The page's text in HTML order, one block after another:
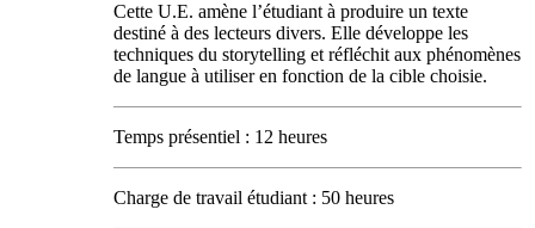
Cette U.E. amène l’étudiant à produire un texte
destiné à des lecteurs divers. Elle développe les
techniques du storytelling et réfléchit aux phénomènes
de langue à utiliser en fonction de la cible choisie.
Temps présentiel : 12 heures
Charge de travail étudiant : 50 heures